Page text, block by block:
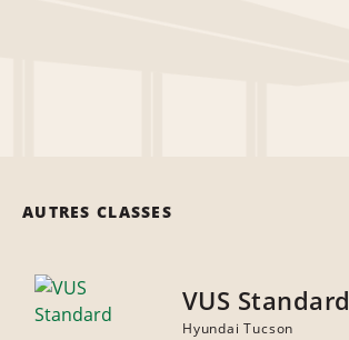
AUTRES CLASSES
VUS Standard
Hyundai Tucson